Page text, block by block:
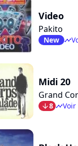
Video
Pakito
New timeline
Midi 20
Grand
arrow_bot8 timelineVoir